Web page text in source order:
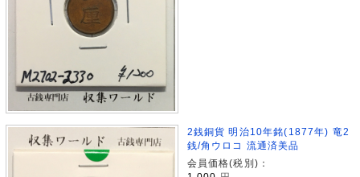
2銭銅貨 明治10年銘(1877年) 竜2
銭/角ウロコ 流通済美品
会員価格(税別)：